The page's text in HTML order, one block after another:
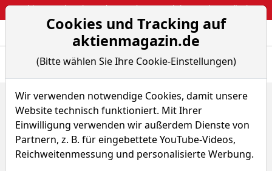
Webinar: So kassierst du trotzdem attraktive Optionsprämien
Aktien- und
Home Aktien Imax Corp.
Imax Aktie
Watchlist IMAX WKN 896801
Cookies und Tracking auf
aktienmagazin.de
(Bitte wählen Sie Ihre Cookie-Einstellungen)
Wir verwenden notwendige Cookies, damit unsere
Website technisch funktioniert. Mit Ihrer
Einwilligung verwenden wir außerdem Dienste von
Partnern, z. B. für eingebettete YouTube-Videos,
Reichweitenmessung und personalisierte Werbung.